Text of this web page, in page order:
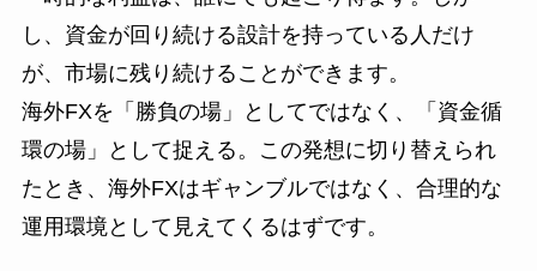
し、資金が回り続ける設計を持っている人だけ
が、市場に残り続けることができます。
海外FXを「勝負の場」としてではなく、「資金循
環の場」として捉える。この発想に切り替えられ
たとき、海外FXはギャンブルではなく、合理的な
運用環境として見えてくるはずです。